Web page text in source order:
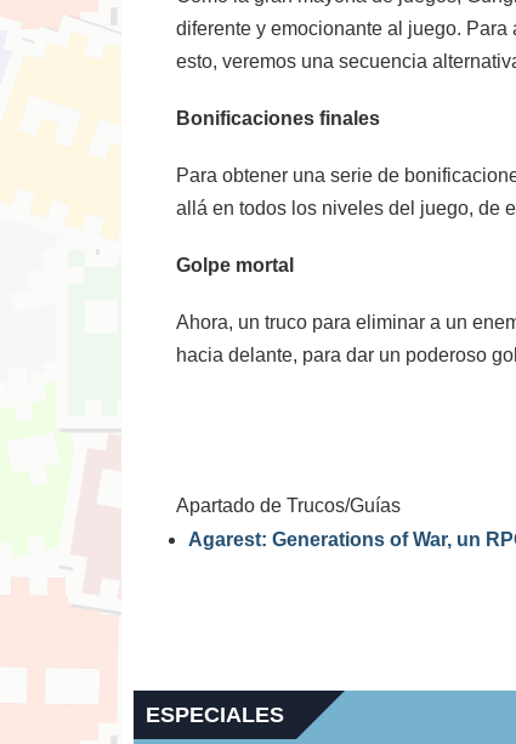
diferente y emocionante al juego.
esto, veremos una secuencia
Bonificaciones finales
Para obtener una serie de
allá en todos los niveles del juego, de
Golpe mortal
Ahora, un truco para eliminar a un
hacia delante, para dar un poderoso
Apartado de Trucos/Guías
Agarest: Generations of War, un
ESPECIALES